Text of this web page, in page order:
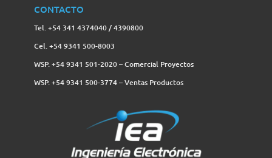
CONTACTO
Tel. +54 341 4374040 / 4390800
Cel. +54 9341 500-8003
WSP. +54 9341 501-2020 – Comercial Proyectos
WSP. +54 9341 500-3774‬ – Ventas Productos